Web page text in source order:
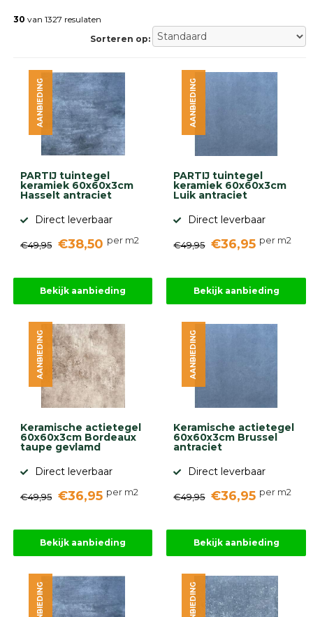
Gebakken
bestrating
Trommelstenen
Wildverband
bestrating
Muurelementen
Straatklinkers
Opsluitbanden
Betonbanden
Palissades
Halfverharding
Afwatering
diversen
Beplantings
betonelementen
Overig
Kunstgras
Compleet
tuinproject
Onlinebestrating.nl
9.1
30 van 1327 resulaten
Sorteren op:
PARTIJ tuintegel
keramiek 60x60x3cm
Hasselt antraciet
Direct leverbaar
€49,95 €38,50 per m2
AANBIEDING
Bekijk aanbieding
PARTIJ tuintegel
keramiek 60x60x3cm
Luik antraciet
Direct leverbaar
€49,95 €36,95 per m2
AANBIEDING
Bekijk aanbieding
Keramische actietegel
60x60x3cm Bordeaux
taupe gevlamd
Direct leverbaar
€49,95 €36,95 per m2
AANBIEDING
Bekijk aanbieding
Keramische actietegel
60x60x3cm Brussel
antraciet
Direct leverbaar
€49,95 €36,95 per m2
AANBIEDING
Bekijk aanbieding
AANBIEDING AANBIEDING